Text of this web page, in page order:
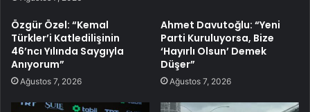
Özgür Özel: “Kemal
Türkler’i Katledilişinin
46’ncı Yılında Saygıyla
Anıyorum”
Ağustos 7, 2026
Ahmet Davutoğlu: “Yeni
Parti Kuruluyorsa, Bize
‘Hayırlı Olsun’ Demek
Düşer”
Ağustos 7, 2026